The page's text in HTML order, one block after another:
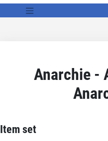
Anarchie -
Item set